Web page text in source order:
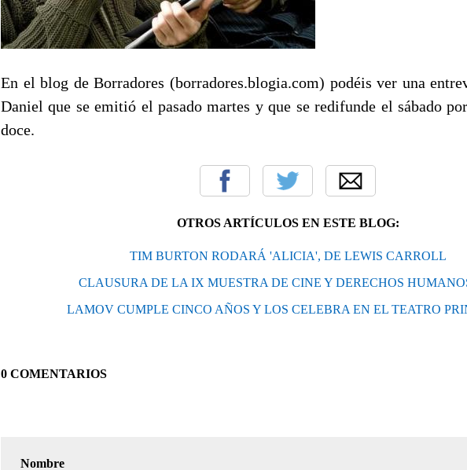
En el blog de Borradores (borradores.blogia.com) podéis ver una
Daniel que se emitió el pasado martes y que se redifunde el sábado
doce.
OTROS ARTÍCULOS EN ESTE BLOG:
TIM BURTON RODARÁ 'ALICIA', DE LEWIS CARROLL
CLAUSURA DE LA IX MUESTRA DE CINE Y DERECHOS
LAMOV CUMPLE CINCO AÑOS Y LOS CELEBRA EN EL TEATRO
0 COMENTARIOS
Nombre